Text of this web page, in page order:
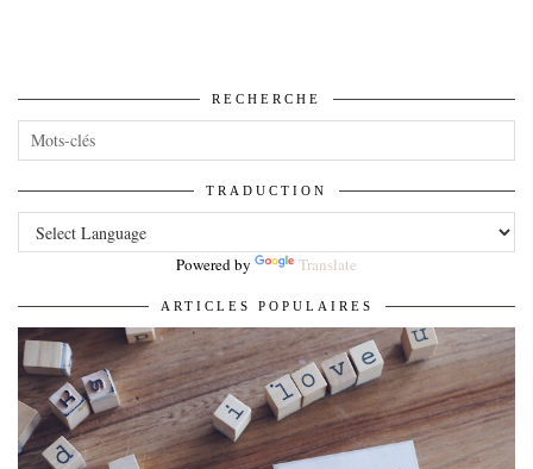
RECHERCHE
TRADUCTION
Powered by Translate
ARTICLES POPULAIRES